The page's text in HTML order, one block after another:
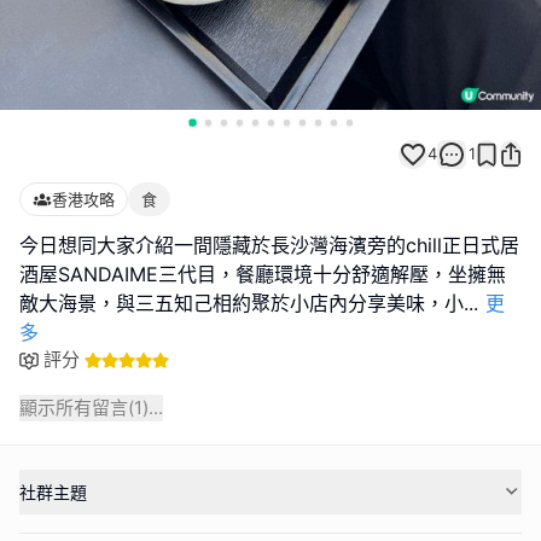
4 1
香港攻略 食
今日想同大家介紹一間隱藏於長沙灣海濱旁的chill正日式居
酒屋SANDAIME三代目，餐廳環境十分舒適解壓，坐擁無
敵大海景，與三五知己相約聚於小店內分享美味，小... 更
多
評分
顯示所有留言(1)...
社群主題